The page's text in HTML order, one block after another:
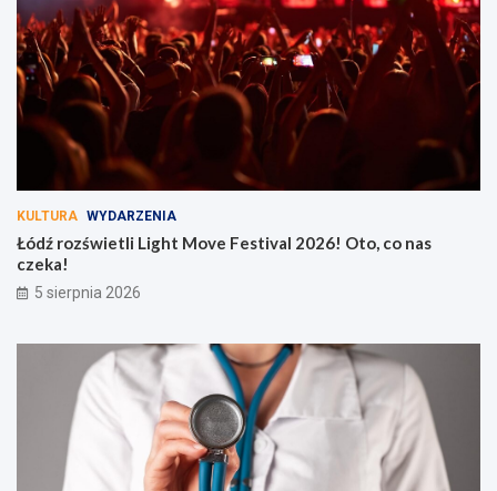
KULTURA WYDARZENIA
Łódź rozświetli Light Move Festival 2026! Oto, co nas
czeka!
5 sierpnia 2026